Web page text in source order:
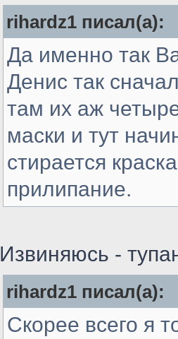
rihardz1 писал(а):
Да именно так
Денис так
там их аж
маски и тут
стирается
прилипание.
Извиняюсь -
rihardz1 писал(а):
Скорее всего я